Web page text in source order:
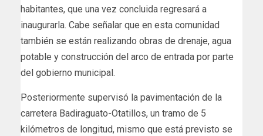
habitantes, que una vez concluida regresará a
inaugurarla. Cabe señalar que en esta comunidad
también se están realizando obras de drenaje, agua
potable y construcción del arco de entrada por parte
del gobierno municipal.
Posteriormente supervisó la pavimentación de la
carretera Badiraguato-Otatillos, un tramo de 5
kilómetros de longitud, mismo que está previsto se